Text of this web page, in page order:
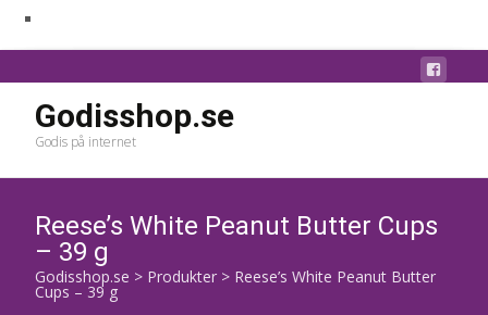
Godisshop.se
Godis på internet
Reese’s White Peanut Butter Cups
– 39 g
Godisshop.se > Produkter > Reese’s White Peanut Butter
Cups – 39 g